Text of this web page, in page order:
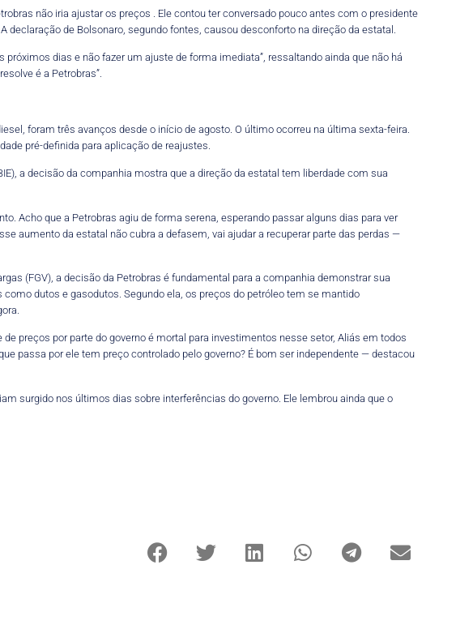
não iria ajustar os preços . Ele contou ter conversado pouco antes com o presidente
declaração de Bolsonaro, segundo fontes, causou desconforto na direção da estatal.
dias e não fazer um ajuste de forma imediata”, ressaltando ainda que não há
é a Petrobras”.
foram três avanços desde o início de agosto. O último ocorreu na última sexta-feira.
pré-definida para aplicação de reajustes.
a decisão da companhia mostra que a direção da estatal tem liberdade com sua
Acho que a Petrobras agiu de forma serena, esperando passar alguns dias para ver
aumento da estatal não cubra a defasem, vai ajudar a recuperar parte das perdas —
(FGV), a decisão da Petrobras é fundamental para a companhia demonstrar sua
dutos e gasodutos. Segundo ela, os preços do petróleo tem se mantido
preços por parte do governo é mortal para investimentos nesse setor, Aliás em todos
passa por ele tem preço controlado pelo governo? É bom ser independente — destacou
surgido nos últimos dias sobre interferências do governo. Ele lembrou ainda que o